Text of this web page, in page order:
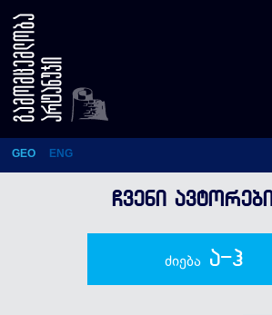
1921-1991
GEO ENG
ᲩᲕᲔᲜᲘ ᲐᲕᲢᲝᲠᲔᲑᲘ
ძიება ა-ჰ